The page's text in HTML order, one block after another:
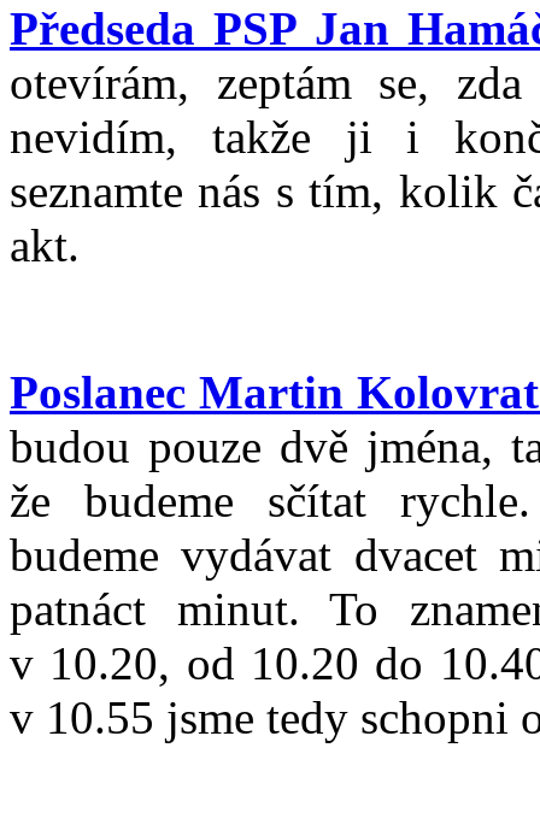
Předseda PSP Jan
otevírám, zeptám se,
nevidím, takže ji i
seznamte nás s tím, kolik
akt.
Poslanec Martin
budou pouze dvě jména,
že budeme sčítat
budeme vydávat dvacet
patnáct minut. To
v 10.20, od 10.20 do
v 10.55 jsme tedy schopni